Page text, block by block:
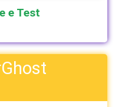
e Test